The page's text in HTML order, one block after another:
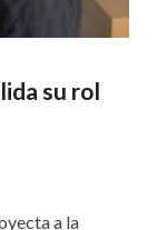
su rol
a la